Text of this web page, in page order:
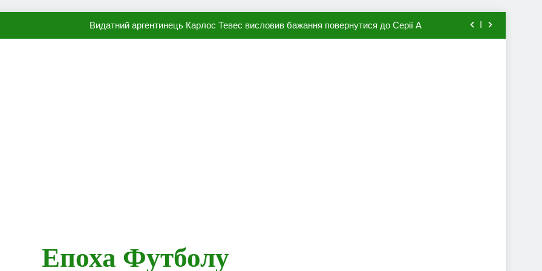
Видатний аргентинець Карлос Тевес висловив бажання повернутися до Серії А
Епоха Футболу